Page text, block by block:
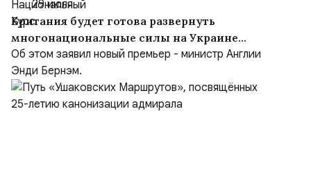
29 июля
Британия будет готова развернуть
многонациональные силы на Украине
после заключения мирного соглашения
Об этом заявил новый премьер - министр Англии
Энди Бернэм.